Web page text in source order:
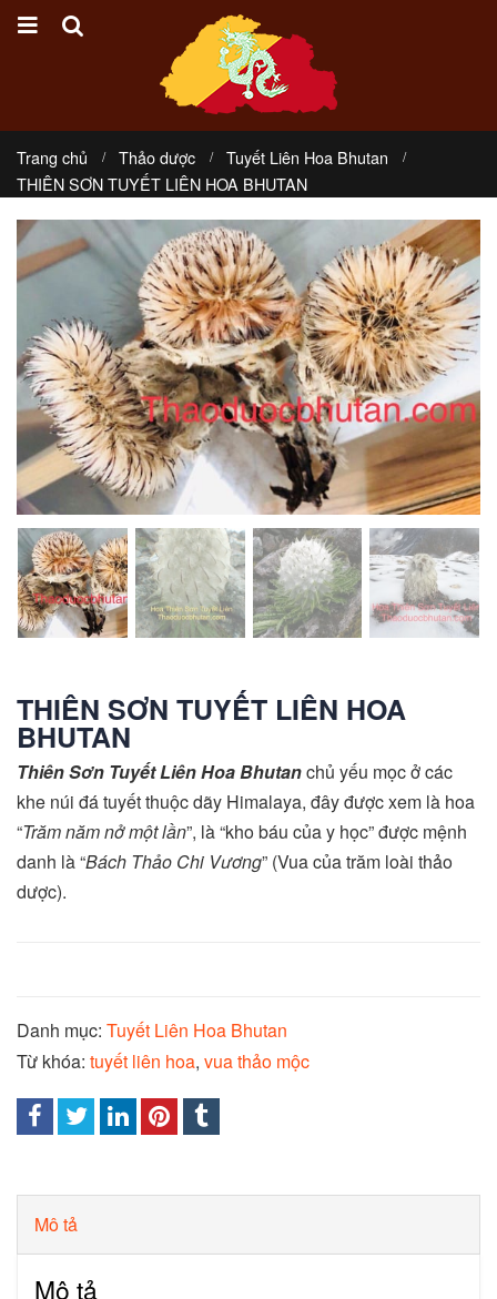
Trang chủ Thảo dược
Tuyết Liên Hoa Bhutan
THIÊN SƠN TUYẾT LIÊN HOA BHUTAN
THIÊN SƠN TUYẾT LIÊN HOA
BHUTAN
Thiên Sơn Tuyết Liên Hoa Bhutanchủ yếu mọc ở các
khe núi đá tuyết thuộc dãy Himalaya, đây được xem là hoa
“Trăm năm nở một lần”, là “kho báu của y học” được mệnh
danh là “Bách Thảo Chi Vương” (Vua của trăm loài thảo
dược).
Danh mục: Tuyết Liên Hoa Bhutan
Từ khóa: tuyết liên hoa, vua thảo mộc
Mô tả
Mô tả